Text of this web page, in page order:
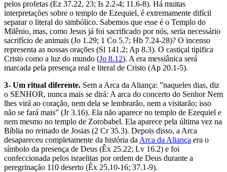
pelos profetas (Ez 37.22, 23; Is 2.2-4; 11.6-8). Há muitas
interpretações sobre o templo de Ezequiel, é extremamente difícil
separar o literal do simbólico. Sabemos que esse é o Templo do
Milênio, mas, como Jesus já foi sacrificado por nós, seria necessário
sacrifício de animais (Jo 1.29; 1 Co 5.7; Hb 7.24-28)? O incenso
representa as nossas orações (Sl 141.2; Ap 8.3). O castiçal tipifica
Cristo como a luz do mundo (Jo 8.12). A era messiânica será
marcada pela presença real e literal de Cristo (Ap 20.1-5).
3- Um ritual diferente. Sem a Arca da Aliança: ”naqueles dias, diz
o SENHOR, nunca mais se dirá: A arca do concerto do Senhor Nem
lhes virá ao coração, nem dela se lembrarão, nem a visitarão; isso
não se fará mais” (Jr 3.16). Ela não aparece no templo de Ezequiel e
nem mesmo no templo de Zorobabel. Ela aparece pela última vez na
Bíblia no reinado de Josias (2 Cr 35.3). Depois disso, a Arca
desapareceu completamente da história da Arca da Aliança era o
símbolo da presença de Deus (Êx 25.22; Lv 16.2) e foi
confeccionada pelos israelitas por ordem de Deus durante a
peregrinação 110 deserto (Êx 25.10-16; 37.1-9).